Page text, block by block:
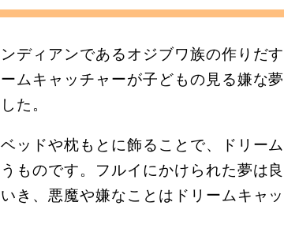
ディアンであるオジブワ族の作りだす
ムキャッチャーが子どもの見る嫌な夢
た。
ッドや枕もとに飾ることで、ドリーム
ものです。フルイにかけられた夢は良
き、悪魔や嫌なことはドリームキャッ